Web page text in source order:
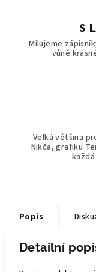
S
Milujeme
vůně
Velká většina
Nikča, grafiku
Popis
Detailní